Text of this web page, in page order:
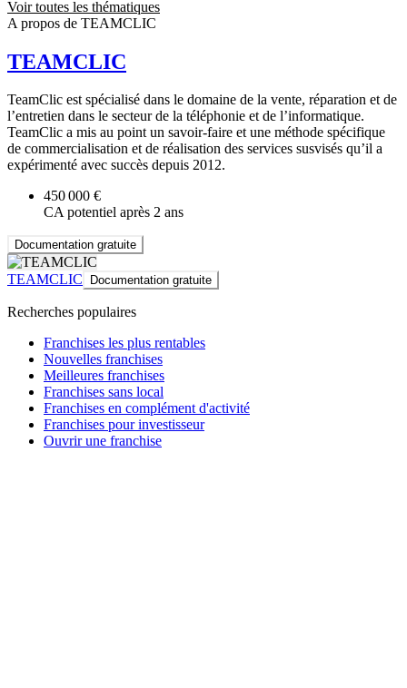
Voir toutes les thématiques
A propos de TEAMCLIC
TEAMCLIC
TeamClic est spécialisé dans le domaine de la vente, réparation et de
l’entretien dans le secteur de la téléphonie et de l’informatique.
TeamClic a mis au point un savoir-faire et une méthode spécifique
de commercialisation et de réalisation des services susvisés qu’il a
expérimenté avec succès depuis 2012.
450 000 €
CA potentiel après 2 ans
Documentation gratuite
TEAMCLIC Documentation gratuite
Recherches populaires
Franchises les plus rentables
Nouvelles franchises
Meilleures franchises
Franchises sans local
Franchises en complément d'activité
Franchises pour investisseur
Ouvrir une franchise